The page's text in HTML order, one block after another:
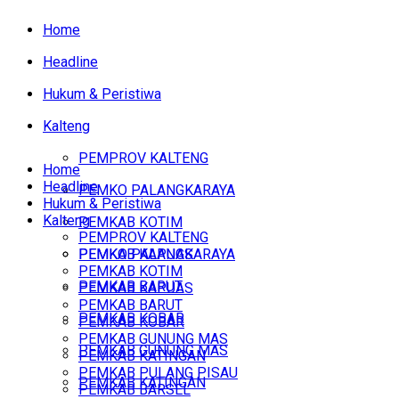
Home
Headline
Hukum & Peristiwa
Kalteng
PEMPROV KALTENG
PEMKO PALANGKARAYA
PEMKAB KOTIM
PEMKAB KAPUAS
PEMKAB BARUT
PEMKAB KOBAR
PEMKAB GUNUNG MAS
PEMKAB KATINGAN
Home
Headline
Hukum & Peristiwa
Kalteng
PEMPROV KALTENG
PEMKO PALANGKARAYA
PEMKAB KOTIM
PEMKAB KAPUAS
PEMKAB BARUT
PEMKAB KOBAR
PEMKAB GUNUNG MAS
PEMKAB KATINGAN
PEMKAB PULANG PISAU
PEMKAB BARSEL